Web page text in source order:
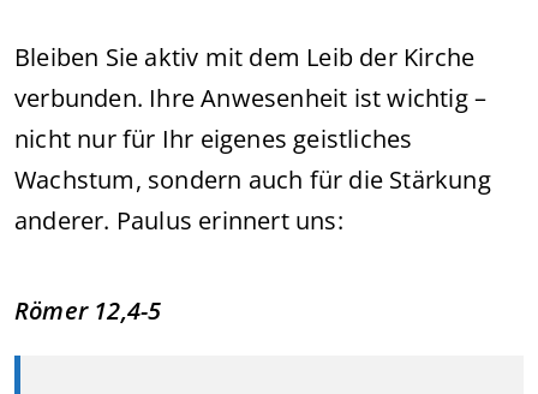
Bleiben Sie aktiv mit dem Leib der Kirche
verbunden. Ihre Anwesenheit ist wichtig –
nicht nur für Ihr eigenes geistliches
Wachstum, sondern auch für die Stärkung
anderer. Paulus erinnert uns:
Römer 12,4-5